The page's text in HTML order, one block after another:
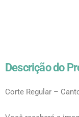
Descrição do
Corte Regular –